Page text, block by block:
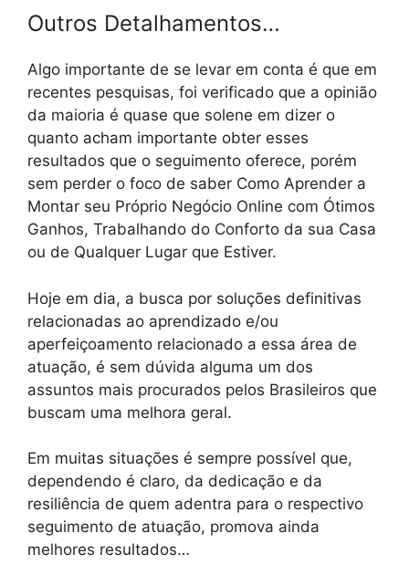
Outros Detalhamentos…
Algo importante de se levar em conta é que em
recentes pesquisas, foi verificado que a opinião
da maioria é quase que solene em dizer o
quanto acham importante obter esses
resultados que o seguimento oferece, porém
sem perder o foco de saber Como Aprender a
Montar seu Próprio Negócio Online com Ótimos
Ganhos, Trabalhando do Conforto da sua Casa
ou de Qualquer Lugar que Estiver.
Hoje em dia, a busca por soluções definitivas
relacionadas ao aprendizado e/ou
aperfeiçoamento relacionado a essa área de
atuação, é sem dúvida alguma um dos
assuntos mais procurados pelos Brasileiros que
buscam uma melhora geral.
Em muitas situações é sempre possível que,
dependendo é claro, da dedicação e da
resiliência de quem adentra para o respectivo
seguimento de atuação, promova ainda
melhores resultados…